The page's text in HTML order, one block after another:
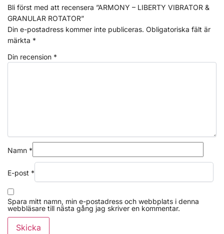
Bli först med att recensera ”ARMONY – LIBERTY VIBRATOR &
GRANULAR ROTATOR”
Din e-postadress kommer inte publiceras. Obligatoriska fält är
märkta *
Din recension *
Namn *
E-post *
Spara mitt namn, min e-postadress och webbplats i denna
webbläsare till nästa gång jag skriver en kommentar.